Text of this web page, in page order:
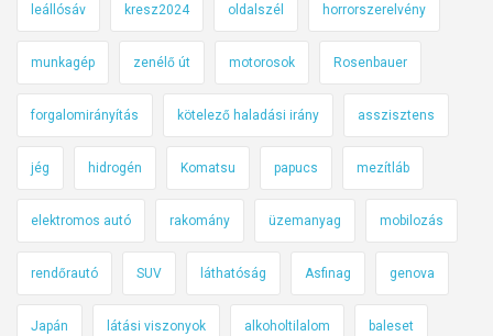
leállósáv kresz2024 oldalszél horrorszerelvény
munkagép zenélő út motorosok Rosenbauer
forgalomirányítás kötelező haladási irány asszisztens
jég hidrogén Komatsu papucs mezítláb
elektromos autó rakomány üzemanyag mobilozás
rendőrautó SUV láthatóság Asfinag genova
Japán látási viszonyok alkoholtilalom baleset